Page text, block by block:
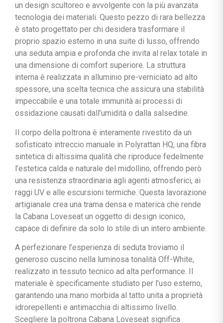
un design scultoreo e avvolgente con la più avanzata
tecnologia dei materiali. Questo pezzo di rara bellezza
è stato progettato per chi desidera trasformare il
proprio spazio esterno in una suite di lusso, offrendo
una seduta ampia e profonda che invita al relax totale in
una dimensione di comfort superiore. La struttura
interna è realizzata in alluminio pre-verniciato ad alto
spessore, una scelta tecnica che assicura una stabilità
impeccabile e una totale immunità ai processi di
ossidazione causati dall’umidità o dalla salsedine.
Il corpo della poltrona è interamente rivestito da un
sofisticato intreccio manuale in Polyrattan HQ, una fibra
sintetica di altissima qualità che riproduce fedelmente
l’estetica calda e naturale del midollino, offrendo però
una resistenza straordinaria agli agenti atmosferici, ai
raggi UV e alle escursioni termiche. Questa lavorazione
artigianale crea una trama densa e materica che rende
la Cabana Loveseat un oggetto di design iconico,
capace di definire da solo lo stile di un intero ambiente.
A perfezionare l’esperienza di seduta troviamo il
generoso cuscino nella luminosa tonalità Off-White,
realizzato in tessuto tecnico ad alta performance. Il
materiale è specificamente studiato per l’uso esterno,
garantendo una mano morbida al tatto unita a proprietà
idrorepellenti e antimacchia di altissimo livello.
Scegliere la poltrona Cabana Loveseat significa